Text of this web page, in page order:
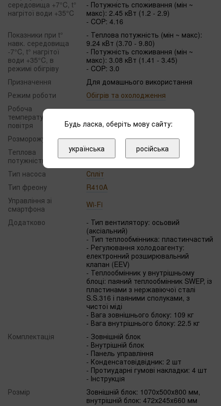
середовища +7°C, t°
нагрітої води +35°C
- Потужність споживання (мін ~
макс): 2.45 кВт (1.2 - 2.9)
- COP: 4.16
Показники при t°
навк. середовища
-7°C, t° нагрітої
води +35°C, в
режимі обігріву
- Теплова потужність (мін ~ макс):
9.24 кВт (3.70 - 9.80)
- Потужність споживання (мін ~
макс): 3.08 кВт (1.41 - 3.45)
- COP: 3.0
Призначення
Для домашнього використання
Режим роботи
Обігрів та охолодження
Робоча
температура
повітря
Розморожування
Автоматичне
Теплова
потужність, кВт
10.2
Тип насоса
Спліт
Тип фреону
R410A
Управління зі
смартфона
Wi-Fi
Додатково
- Тип вентилятору: осьовий
(аксіальний)
- Тип теплообмінника: пластинчастий
- Регулювання холодоагенту:
електронний розширювальний
клапан (EEV)
- Теплообмінник у внутрішньому
блоці: паяний теплообмінник SWEP, із
пластинами з нержавіючої сталі
S.S.316 і паяними сполуками, з
чистої міді
- Вага зовнішнього блоку: 109 кг
- Вага внутрішнього блоку: 22.5 кг
Комплектація
- Зовнішній блок
- Внутрішній блок
- Панель управління
- Конденсатовідвідник: 2 шт
- Протиударні гумові накладки: 4 шт
- Інструкція
Розмір
Зовнішній блок: 1070х500х800 мм,
внутрішній блок: 472х245х660 мм
Будь ласка, оберіть мову сайту:
українська російська